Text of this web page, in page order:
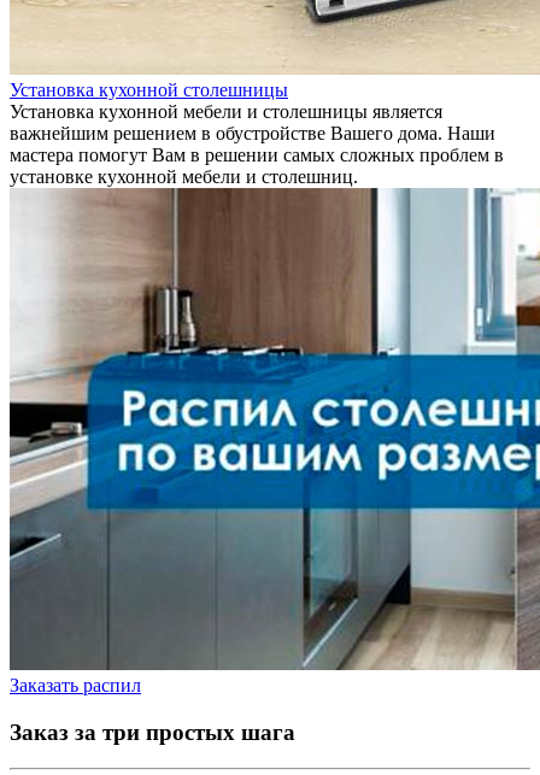
Установка кухонной столешницы
Установка кухонной мебели и столешницы является
важнейшим решением в обустройстве Вашего дома. Наши
мастера помогут Вам в решении самых сложных проблем в
установке кухонной мебели и столешниц.
Заказать распил
Заказ за три простых шага